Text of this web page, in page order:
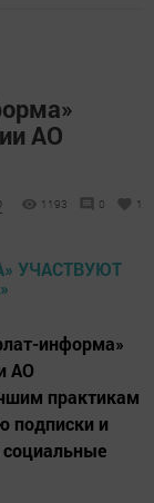
АО
1193 0 1
информа»
АО
практикам
подписки и
социальные